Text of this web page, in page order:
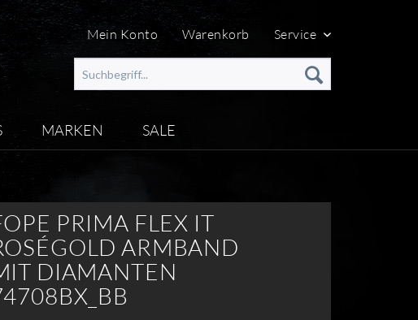
Mein Konto Warenkorb Service
MARKEN SALE
PRIMA FLEX IT
ARMBAND
DIAMANTEN